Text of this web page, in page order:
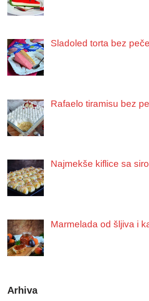
Sladoled torta bez
Rafaelo tiramisu bez
Najmekše kiflice sa
Marmelada od šljiva i
Arhiva